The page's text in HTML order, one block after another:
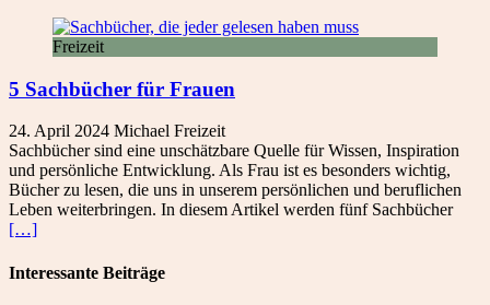
Freizeit
5 Sachbücher für Frauen
24. April 2024 Michael Freizeit
Sachbücher sind eine unschätzbare Quelle für Wissen, Inspiration
und persönliche Entwicklung. Als Frau ist es besonders wichtig,
Bücher zu lesen, die uns in unserem persönlichen und beruflichen
Leben weiterbringen. In diesem Artikel werden fünf Sachbücher
[…]
Interessante Beiträge